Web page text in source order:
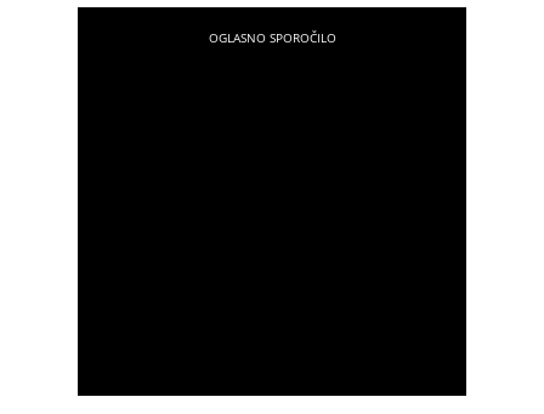
trenutki. Teh se ne da dobiti nazaj, zato moramo